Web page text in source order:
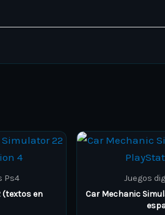
Ps4
(textos en
Price
Juegos
Car Mechanic